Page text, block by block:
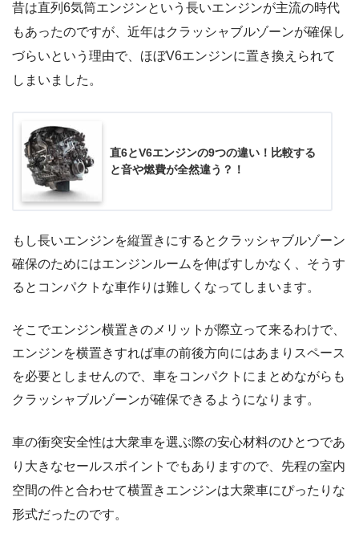
昔は直列6気筒エンジンという長いエンジンが主流の時代
もあったのですが、近年はクラッシャブルゾーンが確保し
づらいという理由で、ほぼV6エンジンに置き換えられて
しまいました。
直6とV6エンジンの9つの違い！比較する
と音や燃費が全然違う？！
もし長いエンジンを縦置きにするとクラッシャブルゾーン
確保のためにはエンジンルームを伸ばすしかなく、そうす
るとコンパクトな車作りは難しくなってしまいます。
そこでエンジン横置きのメリットが際立って来るわけで、
エンジンを横置きすれば車の前後方向にはあまりスペース
を必要としませんので、車をコンパクトにまとめながらも
クラッシャブルゾーンが確保できるようになります。
車の衝突安全性は大衆車を選ぶ際の安心材料のひとつであ
り大きなセールスポイントでもありますので、先程の室内
空間の件と合わせて横置きエンジンは大衆車にぴったりな
形式だったのです。